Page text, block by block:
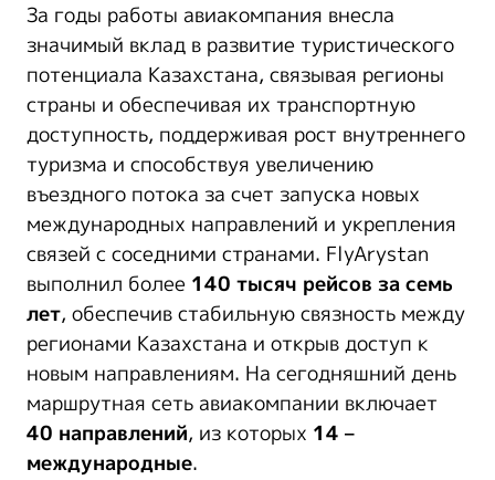
За годы работы авиакомпания внесла
значимый вклад в развитие туристического
потенциала Казахстана, связывая регионы
страны и обеспечивая их транспортную
доступность, поддерживая рост внутреннего
туризма и способствуя увеличению
въездного потока за счет запуска новых
международных направлений и укрепления
связей с соседними странами. FlyArystan
выполнил более 140 тысяч рейсов за семь
лет, обеспечив стабильную связность между
регионами Казахстана и открыв доступ к
новым направлениям. На сегодняшний день
маршрутная сеть авиакомпании включает
40 направлений, из которых 14 –
международные.